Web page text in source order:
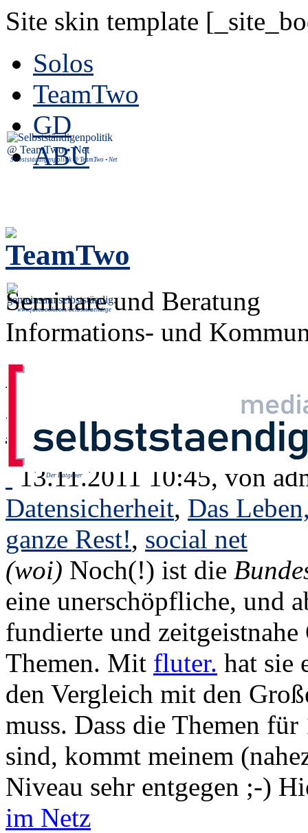
Site skin template
Solos
TeamTwo
GD
ABU
Seminare und Beratung
Informations- und
Selbstständigenpolitik @ TeamTwo • Net
www.facebook.com/Selbststaendige
Der Ratgeber
Archiv für:
Protest im Netz
13.11.2011 10:45, von
Datensicherheit, Das
ganze Rest!, social net
(woi) Noch(!) ist die
eine unerschöpfliche, und
fundierte und
Themen. Mit fluter. hat sie
den Vergleich mit den
muss. Dass die Themen
sind, kommt meinem
Niveau sehr entgegen ;-)
im Netz